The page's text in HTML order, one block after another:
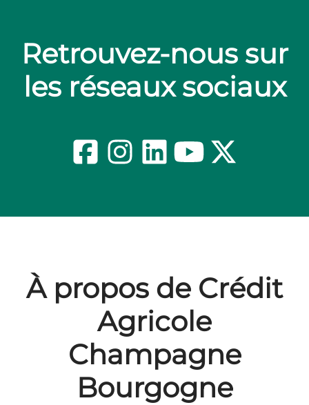
Retrouvez-nous sur
les réseaux sociaux
À propos de Crédit
Agricole
Champagne
Bourgogne